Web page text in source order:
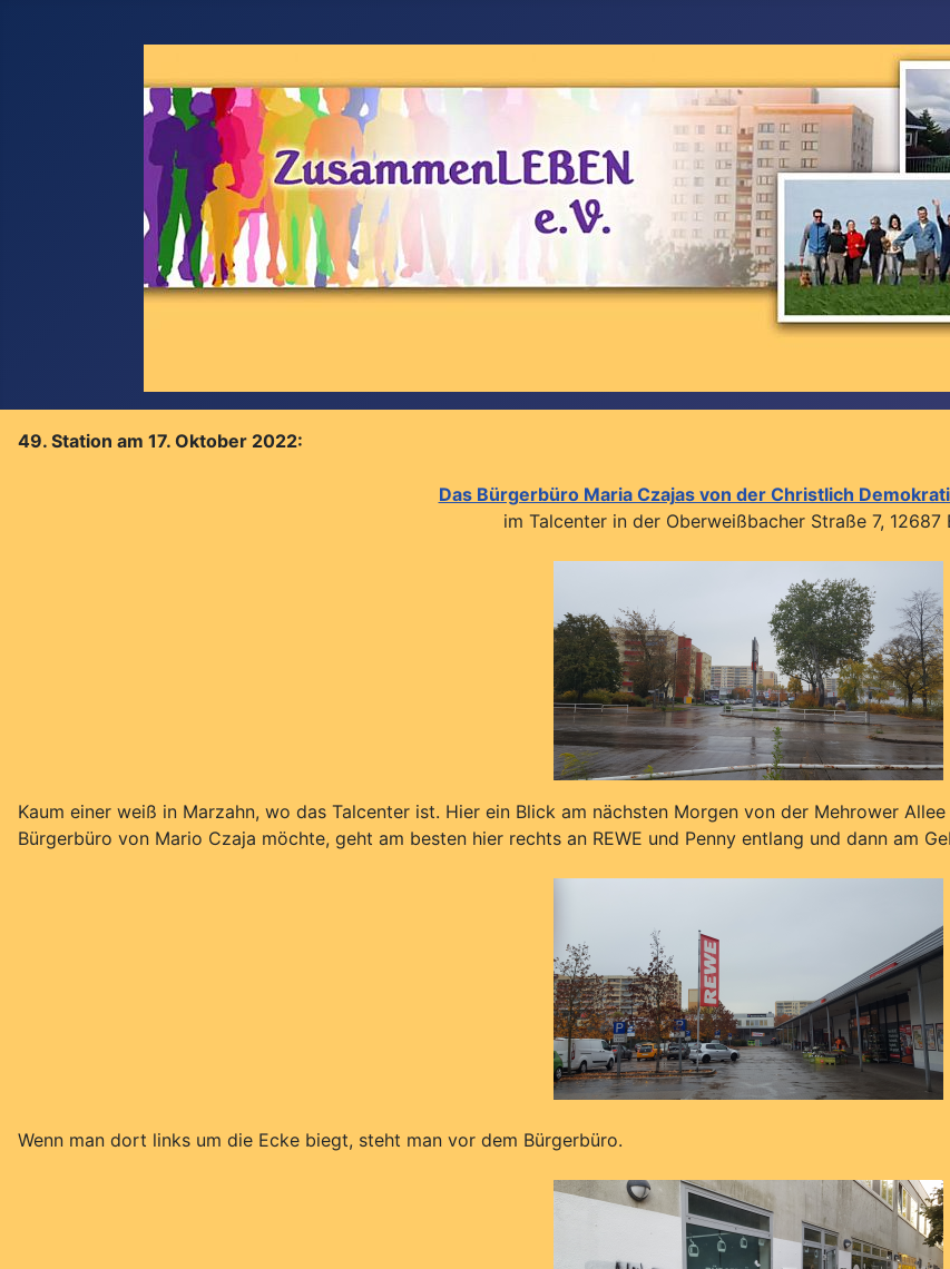
49. Station am 17. Oktober 2022:
Das Bürgerbüro Maria Czajas von der Christlich
im Talcenter in der Oberweißbacher Straße 7, 12687
Kaum einer weiß in Marzahn, wo das Talcenter ist. Hier ein Blick am nächsten Morgen von der Mehrower
Bürgerbüro von Mario Czaja möchte, geht am besten hier rechts an REWE und Penny entlang und dann am
Wenn man dort links um die Ecke biegt, steht man vor dem Bürgerbüro.